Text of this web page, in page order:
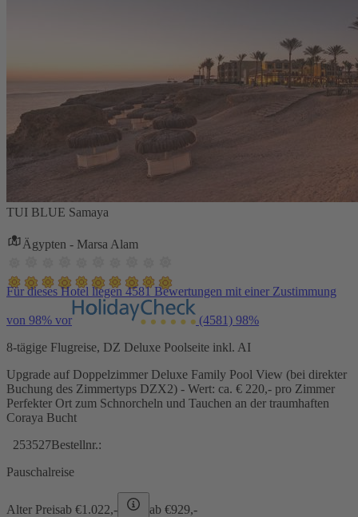
TUI BLUE Samaya
Ägypten - Marsa Alam
Für dieses Hotel liegen 4581 Bewertungen mit einer Zustimmung
von 98% vor (4581) 98%
8-tägige Flugreise, DZ Deluxe Poolseite inkl. AI
Upgrade auf Doppelzimmer Deluxe Family Pool View (bei direkter
Buchung des Zimmertyps DZX2) - Wert: ca. € 220,- pro Zimmer
Perfekter Ort zum Schnorcheln und Tauchen an der traumhaften
Coraya Bucht
253527Bestellnr.:
Pauschalreise
Alter Preisab €1.022,- ab €929,-